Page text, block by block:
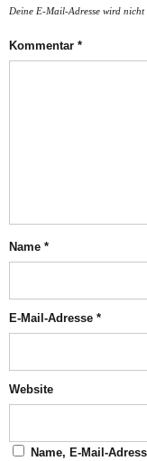
Deine E-Mail-Adresse wird nicht
Kommentar *
Name *
E-Mail-Adresse *
Website
Name, E-Mail-